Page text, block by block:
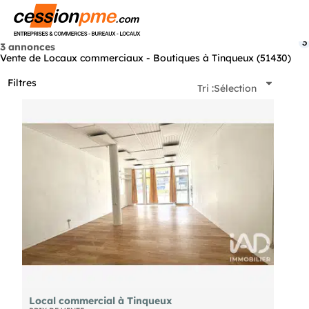
3 annonces
Vente de Locaux commerciaux - Boutiques à Tinqueux (51430)
Filtres
3
Tri :Sélection
Local commercial à Tinqueux